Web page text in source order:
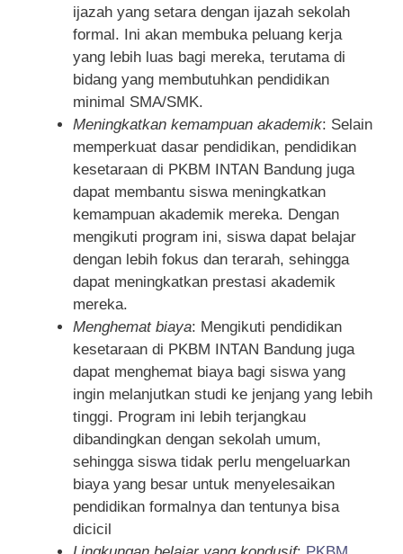
ijazah yang setara dengan ijazah sekolah
formal. Ini akan membuka peluang kerja
yang lebih luas bagi mereka, terutama di
bidang yang membutuhkan pendidikan
minimal SMA/SMK.
Meningkatkan kemampuan akademik: Selain
memperkuat dasar pendidikan, pendidikan
kesetaraan di PKBM INTAN Bandung juga
dapat membantu siswa meningkatkan
kemampuan akademik mereka. Dengan
mengikuti program ini, siswa dapat belajar
dengan lebih fokus dan terarah, sehingga
dapat meningkatkan prestasi akademik
mereka.
Menghemat biaya: Mengikuti pendidikan
kesetaraan di PKBM INTAN Bandung juga
dapat menghemat biaya bagi siswa yang
ingin melanjutkan studi ke jenjang yang lebih
tinggi. Program ini lebih terjangkau
dibandingkan dengan sekolah umum,
sehingga siswa tidak perlu mengeluarkan
biaya yang besar untuk menyelesaikan
pendidikan formalnya dan tentunya bisa
dicicil